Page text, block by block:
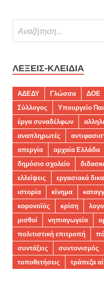
ΛΈΞΕΙΣ-ΚΛΕΙΔΙΆ
ΑΔΕΔΥ Γλώσσα ΔΟΕ
Σύλλογος
Υπουργείο
έργα συναδέλφων
αναπληρωτές
απεργία
αρχαία Ελλάδα
δημόσιο σχολείο
ελλείψεις
εργασιακά
ιστορία
κίνημα
κορονοϊός
κρίση
μισθοί
νηπιαγωγεία
πολιτιστική επιτροπή
συντάξεις
συντονισμός
τοποθετήσεις
τράπεζα